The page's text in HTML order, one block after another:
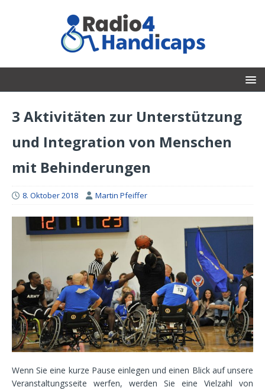
3 Aktivitäten zur Unterstützung
und Integration von Menschen
mit Behinderungen
8. Oktober 2018 Martin Pfeiffer
Wenn Sie eine kurze Pause einlegen und einen Blick auf unsere
Veranstaltungsseite werfen, werden Sie eine Vielzahl von